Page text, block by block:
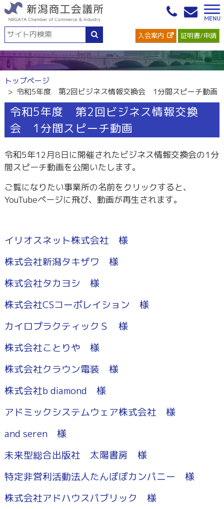
入会案内 証明書/申請
トップページ
令和5年度 第2回ビジネス情報交換会 1分間スピーチ動画
令和5年度 第2回ビジネス情報交換
会 1分間スピーチ動画
令和5年12月8日に開催されたビジネス情報交換会の1分
間スピーチ動画を公開いたします。
ご覧になりたい事業所の名前をクリックすると、
YouTubeページに飛び、動画が再生されます。
イリオスネット株式会社 様
株式会社新潟タキザワ 様
株式会社タカヨシ 様
株式会社CSコーポレイション 様
カイロプラクティックＳ 様
株式会社ことりや 様
株式会社クラウン電装 様
株式会社b diamond 様
アドミックシステムウェア株式会社 様
and seren 様
未来型総合出版社 太陽書房 様
特定非営利活動法人たんぽぽカンパニー 様
株式会社アドハウスパブリック 様